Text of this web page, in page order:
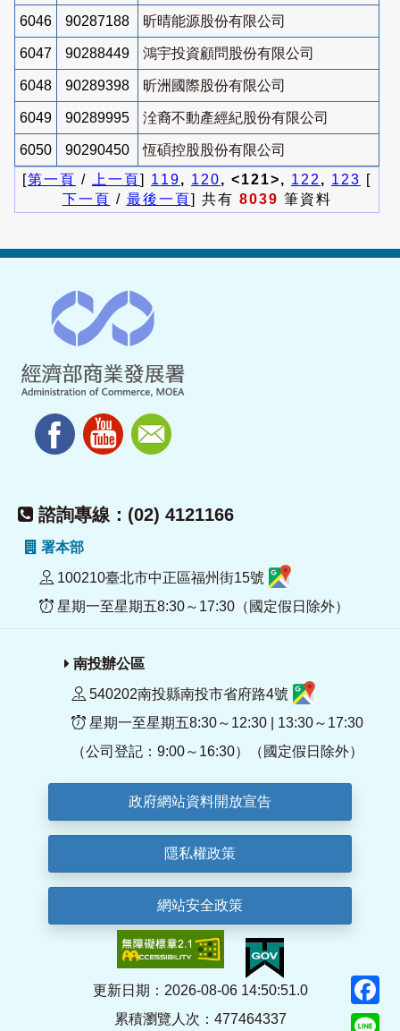
6046 90287188 昕晴能源股份有限公司
6047 90288449 鴻宇投資顧問股份有限公司
6048 90289398 昕洲國際股份有限公司
6049 90289995 洤裔不動產經紀股份有限公司
6050 90290450
恆碩控股股份有限公司
[第一頁 / 上一頁] 119, 120, <121>, 122 , 123 [
下一頁 / 最後一頁] 共有 8039 筆資料
諮詢專線：(02) 4121166
署本部
100210臺北市中正區福州街15號
星期一至星期五8:30～17:30（國定假日除外）
南投辦公區
540202南投縣南投市省府路4號
星期一至星期五8:30～12:30 | 13:30～17:30
（公司登記：9:00～16:30）（國定假日除外）
政府網站資料開放宣告
隱私權政策
網站安全政策
更新日期：2026-08-06 14:50:51.0
累積瀏覽人次：477464337